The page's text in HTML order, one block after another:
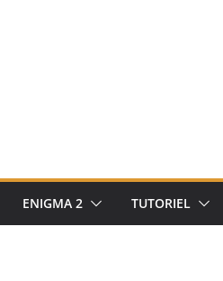
ENIGMA 2 TUTORIEL